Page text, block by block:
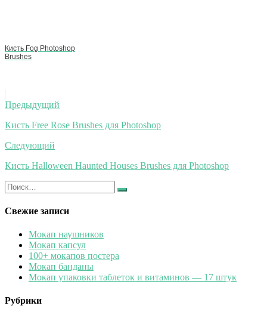
Кисть Fog Photoshop
Brushes
Навигация
по
записям
Предыдущий
Кисть Free Rose Brushes для Photoshop
Следующий
Кисть Halloween Haunted Houses Brushes для Photoshop
Искать:
Найти
Свежие записи
Мокап наушников
Мокап капсул
100+ мокапов постера
Мокап банданы
Мокап упаковки таблеток и витаминов — 17 штук
Рубрики